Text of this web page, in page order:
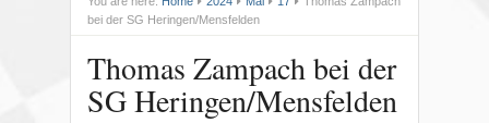
bei der SG Heringen/Mensfelden
Thomas Zampach bei der
SG Heringen/Mensfelden